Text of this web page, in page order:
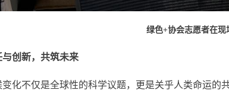
绿色+协会志愿者在现
与创新，共筑未来
变化不仅是全球性的科学议题，更是关乎人类命运的